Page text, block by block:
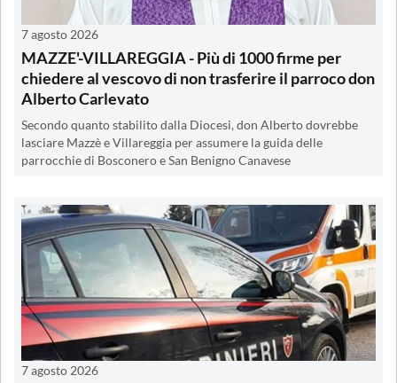
7 agosto 2026
MAZZE'-VILLAREGGIA - Più di 1000 firme per
chiedere al vescovo di non trasferire il parroco don
Alberto Carlevato
Secondo quanto stabilito dalla Diocesi, don Alberto dovrebbe
lasciare Mazzè e Villareggia per assumere la guida delle
parrocchie di Bosconero e San Benigno Canavese
7 agosto 2026